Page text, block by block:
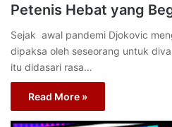
Petenis Hebat yang
Sejak awal pandemi Djokovic
dipaksa oleh seseorang untuk
itu didasari rasa…
Read More »